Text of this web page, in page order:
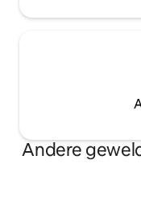
Andere